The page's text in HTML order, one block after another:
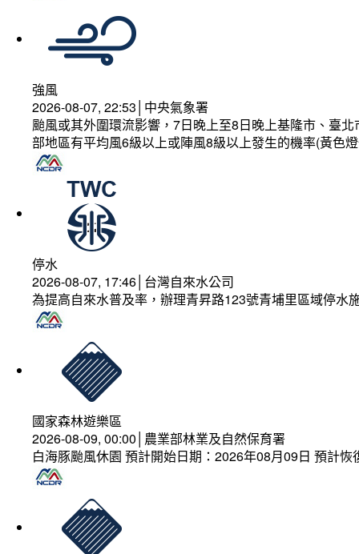
強風
2026-08-07, 22:53│中央氣象署
颱風或其外圍環流影響，7日晚上至8日晚上基隆市、臺
部地區有平均風6級以上或陣風8級以上發生的機率(黃色
停水
2026-08-07, 17:46│台灣自來水公司
為提高自來水普及率，辦理青昇路123號青埔里區域停水
國家森林遊樂區
2026-08-09, 00:00│農業部林業及自然保育署
白海豚颱風休園 預計開始日期：2026年08月09日 預計